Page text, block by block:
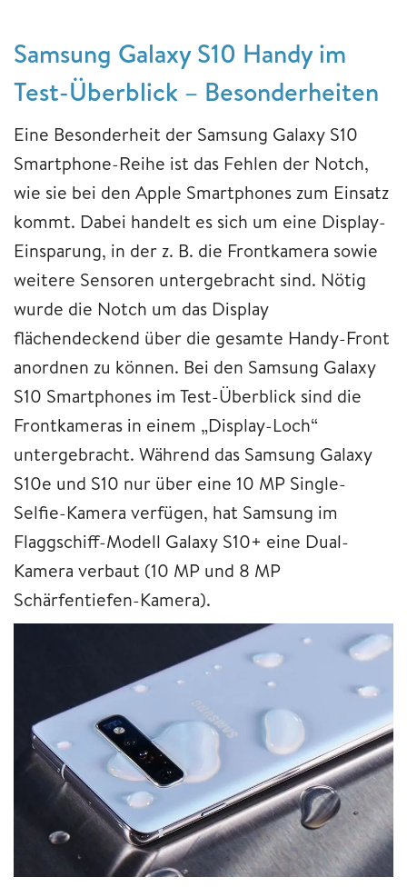
Samsung Galaxy S10 Handy im
Test-Überblick – Besonderheiten
Eine Besonderheit der Samsung Galaxy S10
Smartphone-Reihe ist das Fehlen der Notch,
wie sie bei den Apple Smartphones zum Einsatz
kommt. Dabei handelt es sich um eine Display-
Einsparung, in der z. B. die Frontkamera sowie
weitere Sensoren untergebracht sind. Nötig
wurde die Notch um das Display
flächendeckend über die gesamte Handy-Front
anordnen zu können. Bei den Samsung Galaxy
S10 Smartphones im Test-Überblick sind die
Frontkameras in einem „Display-Loch“
untergebracht. Während das Samsung Galaxy
S10e und S10 nur über eine 10 MP Single-
Selfie-Kamera verfügen, hat Samsung im
Flaggschiff-Modell Galaxy S10+ eine Dual-
Kamera verbaut (10 MP und 8 MP
Schärfentiefen-Kamera).